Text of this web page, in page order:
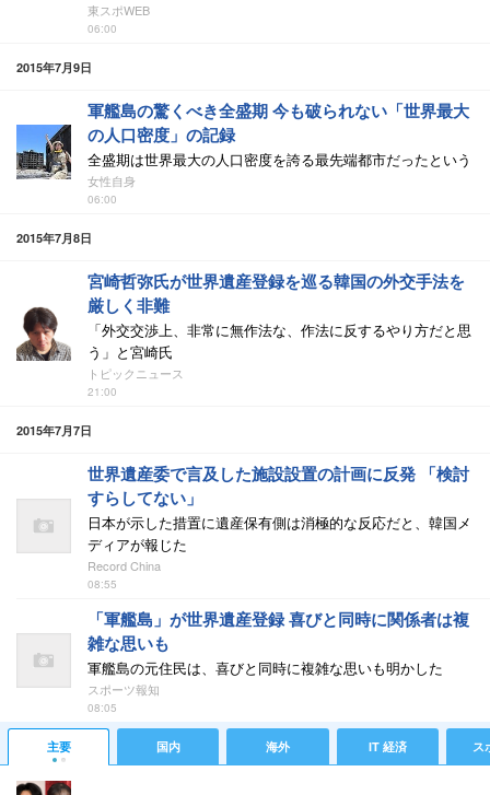
東スポWEB
06:00
2015年7月9日
軍艦島の驚くべき全盛期 今も破られない「世界最大
の人口密度」の記録
全盛期は世界最大の人口密度を誇る最先端都市だったという
女性自身
06:00
2015年7月8日
宮崎哲弥氏が世界遺産登録を巡る韓国の外交手法を
厳しく非難
「外交交渉上、非常に無作法な、作法に反するやり方だと思
う」と宮崎氏
トピックニュース
21:00
2015年7月7日
世界遺産委で言及した施設設置の計画に反発 「検討
すらしてない」
日本が示した措置に遺産保有側は消極的な反応だと、韓国メ
ディアが報じた
Record China
08:55
「軍艦島」が世界遺産登録 喜びと同時に関係者は複
雑な思いも
軍艦島の元住民は、喜びと同時に複雑な思いも明かした
スポーツ報知
08:05
主要 国内 海外 IT 経済 ス